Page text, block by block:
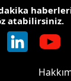
atabilirsiniz.